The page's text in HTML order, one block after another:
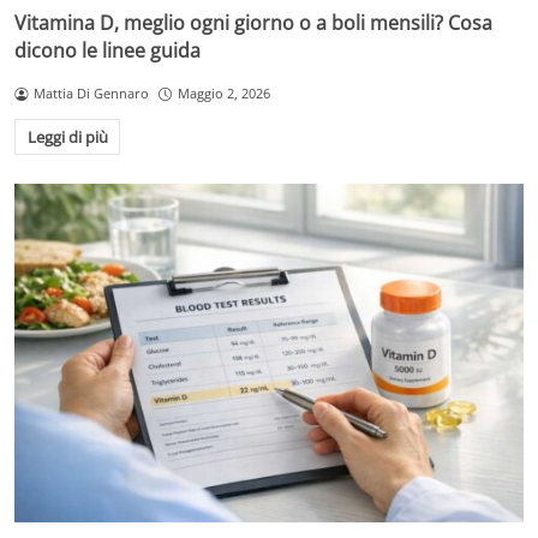
Vitamina D, meglio ogni giorno o a boli mensili? Cosa
dicono le linee guida
Mattia Di Gennaro Maggio 2, 2026
Leggi di più